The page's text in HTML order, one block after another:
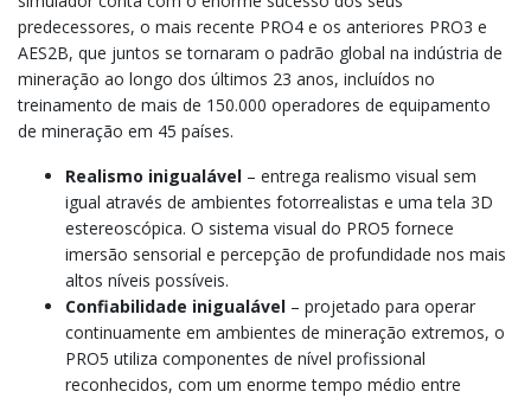
predecessores, o mais recente PRO4 e os anteriores PRO3 e
AES2B, que juntos se tornaram o padrão global na indústria de
mineração ao longo dos últimos 23 anos, incluídos no
treinamento de mais de 150.000 operadores de equipamento
de mineração em 45 países.
Realismo inigualável – entrega realismo visual sem
igual através de ambientes fotorrealistas e uma tela 3D
estereoscópica. O sistema visual do PRO5 fornece
imersão sensorial e percepção de profundidade nos mais
altos níveis possíveis.
Confiabilidade inigualável – projetado para operar
continuamente em ambientes de mineração extremos, o
PRO5 utiliza componentes de nível profissional
reconhecidos, com um enorme tempo médio entre